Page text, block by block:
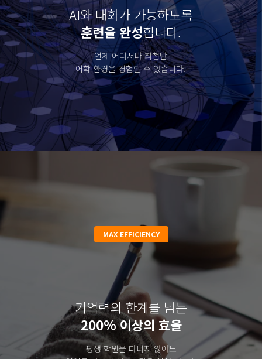
AI와 대화가 가능하도록
훈련을 완성합니다.
언제 어디서나 최첨단
어학 환경을 경험할 수 있습니다.
MAX EFFICIENCY
기억력의 한계를 넘는
200% 이상의 효율
평생 학원을 다니지 않아도